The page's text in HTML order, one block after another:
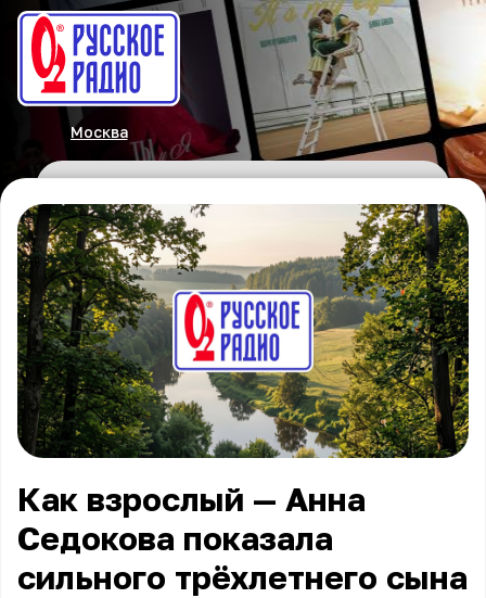
Москва
Как взрослый — Анна
Седокова показала
сильного трёхлетнего сына